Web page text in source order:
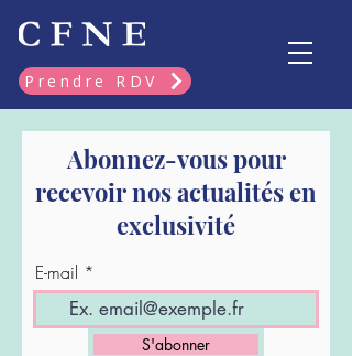
Prendre RDV
Abonnez-vous pour
recevoir nos actualités en
exclusivité
E-mail
S'abonner